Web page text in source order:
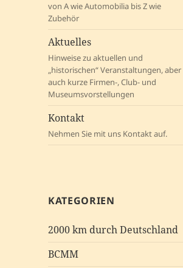
von A wie Automobilia bis Z wie
Zubehör
Aktuelles
Hinweise zu aktuellen und
„historischen“ Veranstaltungen, aber
auch kurze Firmen-, Club- und
Museumsvorstellungen
Kontakt
Nehmen Sie mit uns Kontakt auf.
KATEGORIEN
2000 km durch Deutschland
BCMM